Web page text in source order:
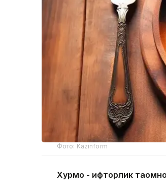
Фото: Kazinform
Хурмо - ифторлик